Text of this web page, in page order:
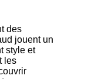
des
jouent un
style et
les